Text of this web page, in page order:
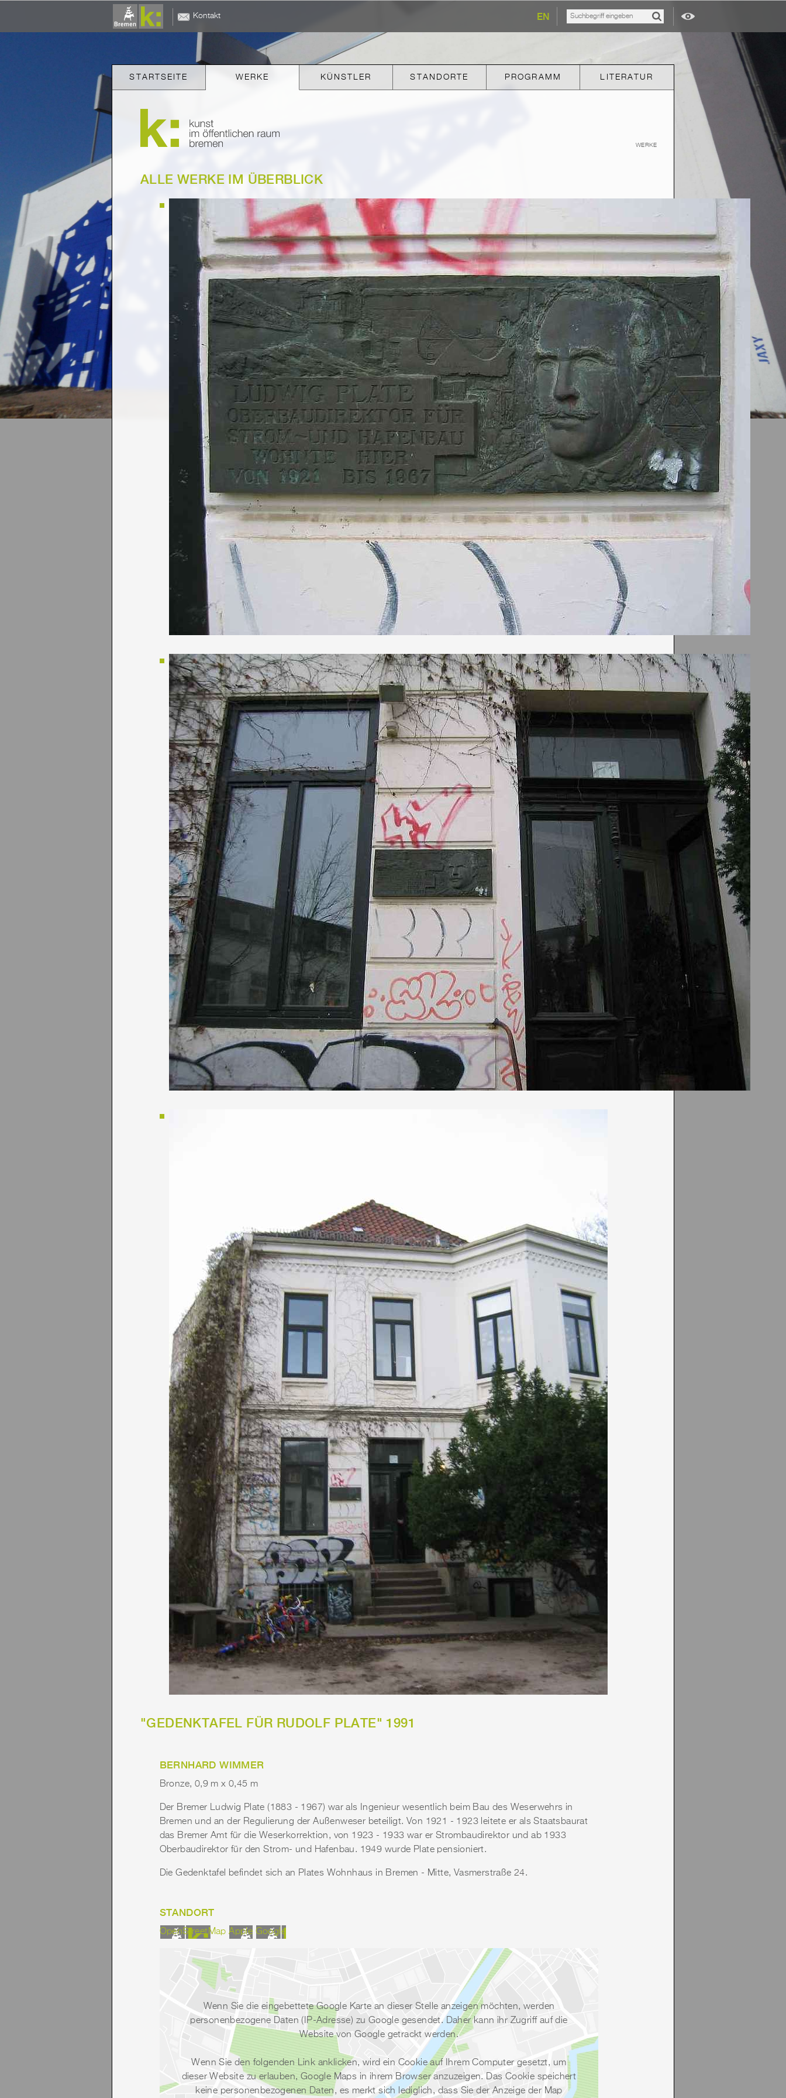
Kontakt EN
STARTSEITE WERKE KÜNSTLER STANDORTE PROGRAMM LITERATUR
WERKE
ALLE WERKE IM ÜBERBLICK
"GEDENKTAFEL FÜR RUDOLF PLATE" 1991
BERNHARD WIMMER
Bronze, 0,9 m x 0,45 m
Der Bremer Ludwig Plate (1883 - 1967) war als Ingenieur wesentlich beim Bau des Weserwehrs in
Bremen und an der Regulierung der Außenweser beteiligt. Von 1921 - 1923 leitete er als Staatsbaurat
das Bremer Amt für die Weserkorrektion, von 1923 - 1933 war er Strombaudirektor und ab 1933
Oberbaudirektor für den Strom- und Hafenbau. 1949 wurde Plate pensioniert.
Die Gedenktafel befindet sich an Plates Wohnhaus in Bremen - Mitte, Vasmerstraße 24.
STANDORT
OpenStreetMap Apple Google
Wenn Sie die eingebettete Google Karte an dieser Stelle anzeigen möchten, werden
personenbezogene Daten (IP-Adresse) zu Google gesendet. Daher kann ihr Zugriff auf die
Website von Google getrackt werden.
Wenn Sie den folgenden Link anklicken, wird ein Cookie auf Ihrem Computer gesetzt, um
dieser Website zu erlauben, Google Maps in ihrem Browser anzuzeigen. Das Cookie speichert
keine personenbezogenen Daten, es merkt sich lediglich, dass Sie der Anzeige der Map